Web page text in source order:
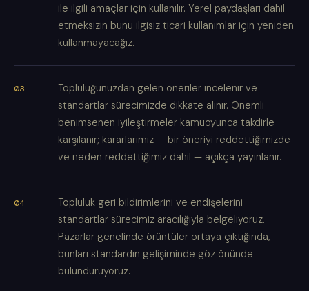
ile ilgili amaçlar için kullanılır. Yerel paydaşları dahil
etmeksizin bunu ilgisiz ticari kullanımlar için yeniden
kullanmayacağız.
Topluluğunuzdan gelen öneriler incelenir ve
standartlar sürecimizde dikkate alınır. Önemli
benimsenen iyileştirmeler kamuoyunca takdirle
karşılanır; kararlarımız — bir öneriyi reddettiğimizde
ve neden reddettiğimiz dahil — açıkça yayınlanır.
Topluluk geri bildirimlerini ve endişelerini
standartlar sürecimiz aracılığıyla belgeliyoruz.
Pazarlar genelinde örüntüler ortaya çıktığında,
bunları standardın gelişiminde göz önünde
bulunduruyoruz.